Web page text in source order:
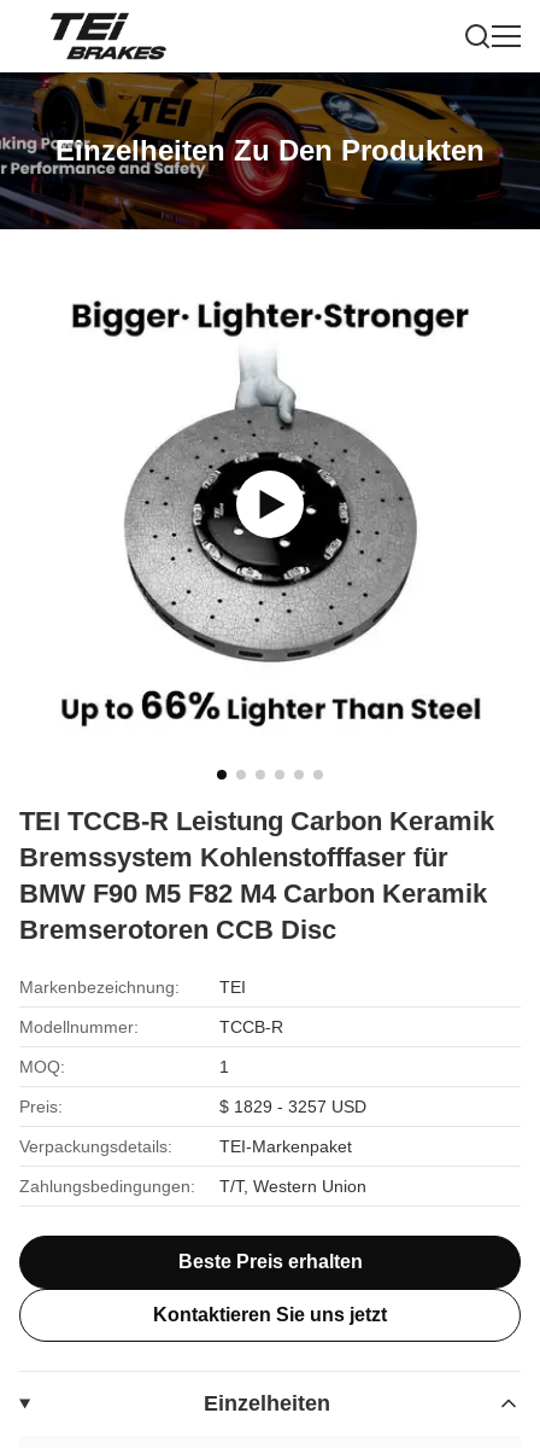
Einzelheiten Zu Den Produkten
TEI TCCB-R Leistung Carbon Keramik
Bremssystem Kohlenstofffaser für
BMW F90 M5 F82 M4 Carbon Keramik
Bremserotoren CCB Disc
Markenbezeichnung: TEI
Modellnummer: TCCB-R
MOQ: 1
Preis: $ 1829 - 3257 USD
Verpackungsdetails: TEI-Markenpaket
Zahlungsbedingungen: T/T, Western Union
Beste Preis erhalten
Kontaktieren Sie uns jetzt
Einzelheiten